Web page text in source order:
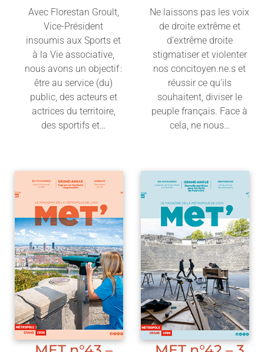
Avec Florestan Groult,
Vice-Président
insoumis aux Sports et
à la Vie associative,
nous avons un objectif :
être au service (du)
public, des acteurs et
actrices du territoire,
des sportifs et…
Ne laissons pas les voix
de droite extrême et
d’extrême droite
stigmatiser et violenter
nos concitoyen.ne.s et
réussir ce qu’ils
souhaitent, diviser le
peuple français. Face à
cela, ne nous…